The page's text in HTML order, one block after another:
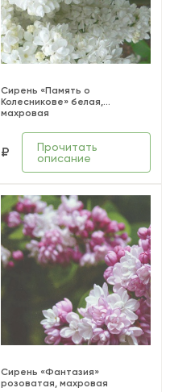
Сирень «Память о
Колесникове» белая,
махровая
₽
Прочитать
описание
Сирень «Фантазия»
розоватая, махровая